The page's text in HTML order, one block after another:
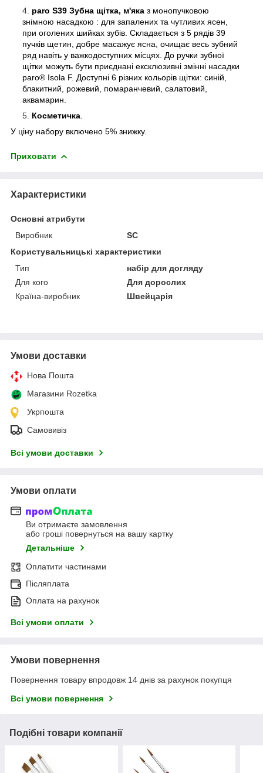
paro S39 Зубна щітка, м'яка з монопучковою
знімною насадкою : для запалених та чутливих ясен,
при оголених шийках зубів. Складається з 5 рядів 39
пучків щетин, добре масажує ясна, очищає весь зубний
ряд навіть у важкодоступних місцях. До ручки зубної
щітки можуть бути приєднані ексклюзивні змінні насадки
paro® Isola F. Доступні 6 різних кольорів щітки: синій,
блакитний, рожевий, помаранчевий, салатовий,
аквамарин.
Косметичка
У ціну набору включено 5% знижку.
Приховати
Характеристики
Основні атрибути
Виробник
SC
Користувальницькі характеристики
Тип
набір для догляду
Для кого
Для дорослих
Країна-виробник
Швейцарія
Умови доставки
Нова Пошта
Магазини Rozetka
Укрпошта
Самовивіз
Всі умови доставки
Умови оплати
Ви отримаєте замовлення
або гроші повернуться на вашу картку
Детальніше
Оплатити частинами
Післяплата
Оплата на рахунок
Всі умови оплати
Умови повернення
Повернення товару впродовж 14 днів за рахунок покупця
Всі умови повернення
Подібні товари компанії